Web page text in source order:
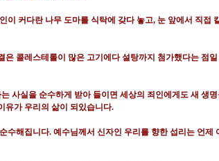
이 커다란 나무 도마를 식탁에 갖다 놓고, 눈 앞에서 직접
은 콜레스테롤이 많은 고기에다 설탕까지 첨가했다는 점
사실을 순수하게 받아 들이면 세상의 죄인에게도 새 생
유가 우리의 삶이 되있습니다.
수해집니다. 예수님께서 신자인 우리를 향한 섭리는 언제